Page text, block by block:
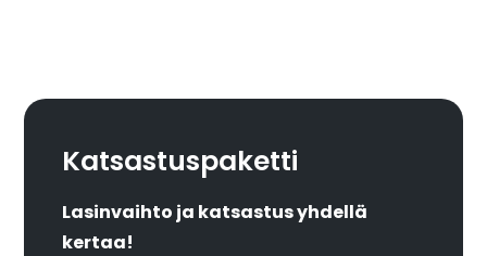
Katsastuspaketti
Lasinvaihto ja katsastus yhdellä
kertaa!